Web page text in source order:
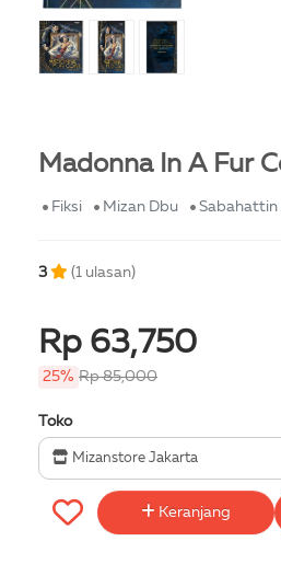
Madonna In A Fur
Fiksi Mizan Dbu Sabahattin
3 (1 ulasan)
Rp 63,750
25% Rp 85,000
Toko
Mizanstore Jakarta
Keranjang